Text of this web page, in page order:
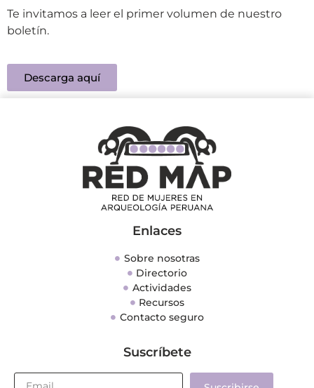
Te invitamos a leer el primer volumen de nuestro
boletín.
Descarga aquí
Enlaces
Sobre nosotras
Directorio
Actividades
Recursos
Contacto seguro
Suscríbete